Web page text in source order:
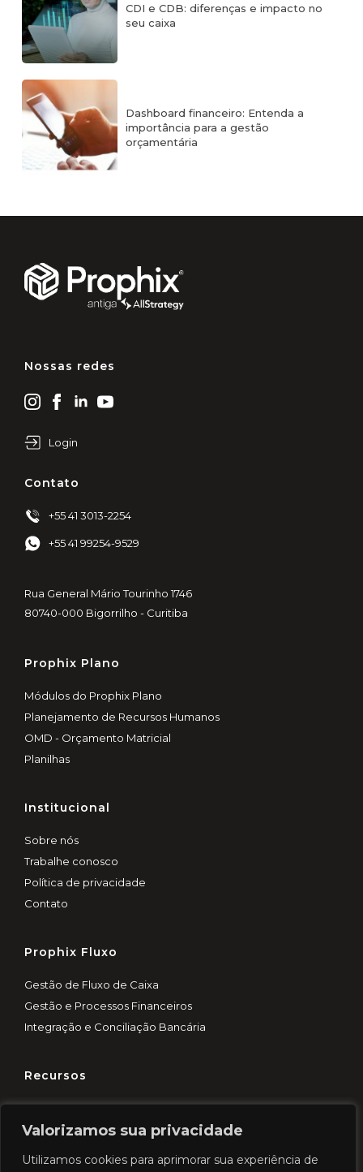
Valorizamos sua privacidade
Utilizamos cookies para aprimorar sua experiência de
CDI e CDB: diferenças e impacto no
seu caixa
Dashboard financeiro: Entenda a
importância para a gestão
orçamentária
Nossas redes
Login
Contato
+55 41 3013-2254
+55 41 99254-9529
Rua General Mário Tourinho 1746
80740-000 Bigorrilho - Curitiba
Prophix Plano
Módulos do Prophix Plano
Planejamento de Recursos Humanos
OMD - Orçamento Matricial
Planilhas
Institucional
Sobre nós
Trabalhe conosco
Política de privacidade
Contato
Prophix Fluxo
Gestão de Fluxo de Caixa
Gestão e Processos Financeiros
Integração e Conciliação Bancária
Recursos
Customer Experience
Blog